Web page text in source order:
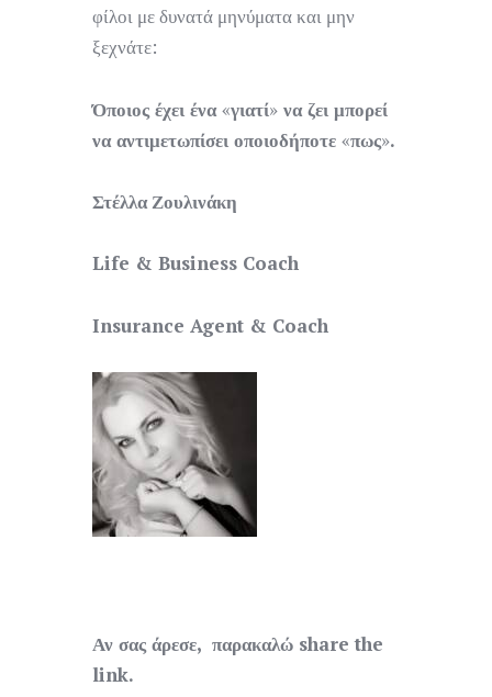
φίλοι με δυνατά μηνύματα και μην
ξεχνάτε:
Όποιος έχει ένα«γιατί» να ζει μπορεί
να αντιμετωπίσει οποιοδήποτε «πως».
ΣτέλλαΖουλινάκη
Life & Business Coach
Insurance Agent & Coach
Αν σας άρεσε, παρακαλώ share the
link.